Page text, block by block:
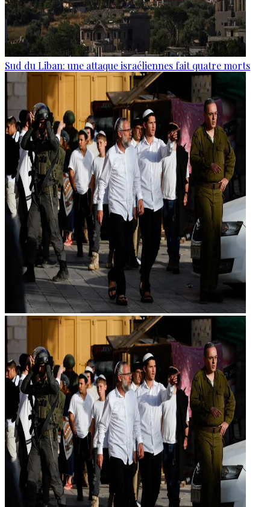
Sud du Liban: une attaque israéliennes fait quatre morts